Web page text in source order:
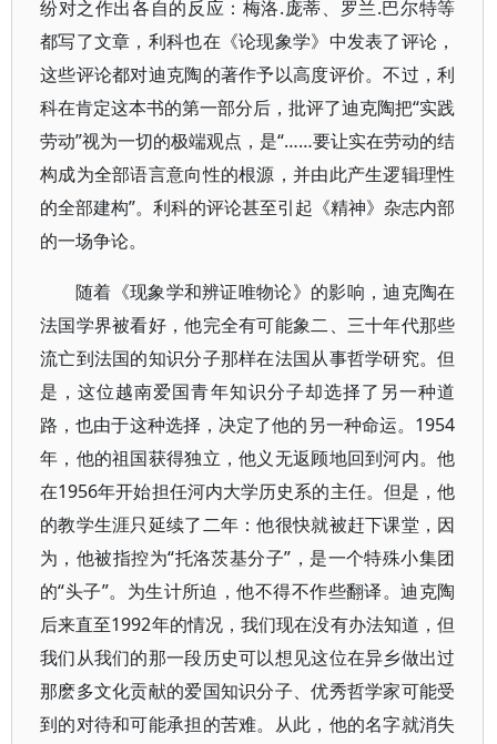
纷对之作出各自的反应：梅洛.庞蒂、罗兰.巴尔特等
都写了文章，利科也在《论现象学》中发表了评论，
这些评论都对迪克陶的著作予以高度评价。不过，利
科在肯定这本书的第一部分后，批评了迪克陶把“实践
劳动”视为一切的极端观点，是“……要让实在劳动的结
构成为全部语言意向性的根源，并由此产生逻辑理性
的全部建构”。利科的评论甚至引起《精神》杂志内部
的一场争论。
随着《现象学和辨证唯物论》的影响，迪克陶在
法国学界被看好，他完全有可能象二、三十年代那些
流亡到法国的知识分子那样在法国从事哲学研究。但
是，这位越南爱国青年知识分子却选择了另一种道
路，也由于这种选择，决定了他的另一种命运。1954
年，他的祖国获得独立，他义无返顾地回到河内。他
在1956年开始担任河内大学历史系的主任。但是，他
的教学生涯只延续了二年：他很快就被赶下课堂，因
为，他被指控为“托洛茨基分子”，是一个特殊小集团
的“头子”。为生计所迫，他不得不作些翻译。迪克陶
后来直至1992年的情况，我们现在没有办法知道，但
我们从我们的那一段历史可以想见这位在异乡做出过
那麽多文化贡献的爱国知识分子、优秀哲学家可能受
到的对待和可能承担的苦难。从此，他的名字就消失